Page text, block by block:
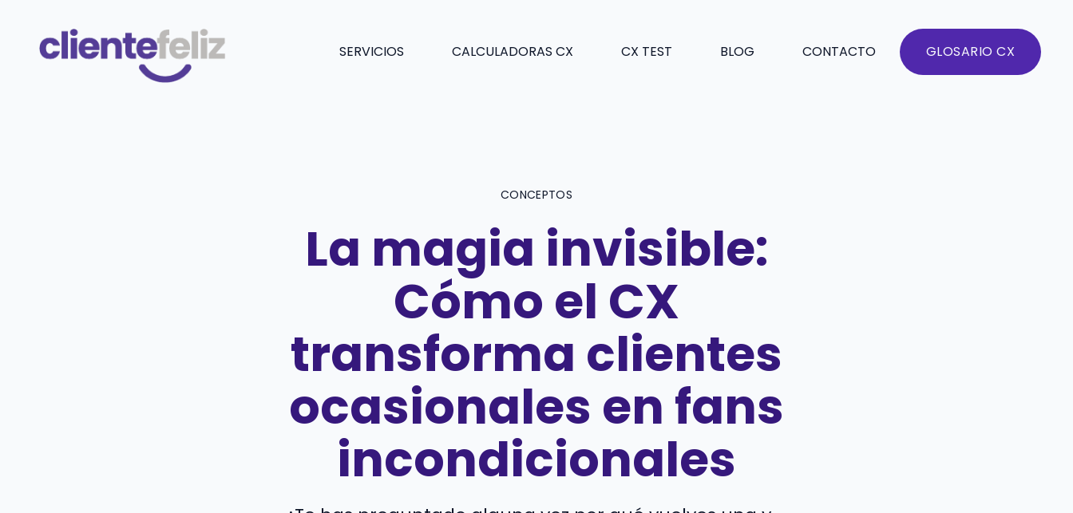
contenido
SERVICIOS CALCULADORAS CX CX TEST BLOG CONTACTO GLOSARIO CX
CONCEPTOS
La magia invisible:
Cómo el CX
transforma clientes
ocasionales en fans
incondicionales